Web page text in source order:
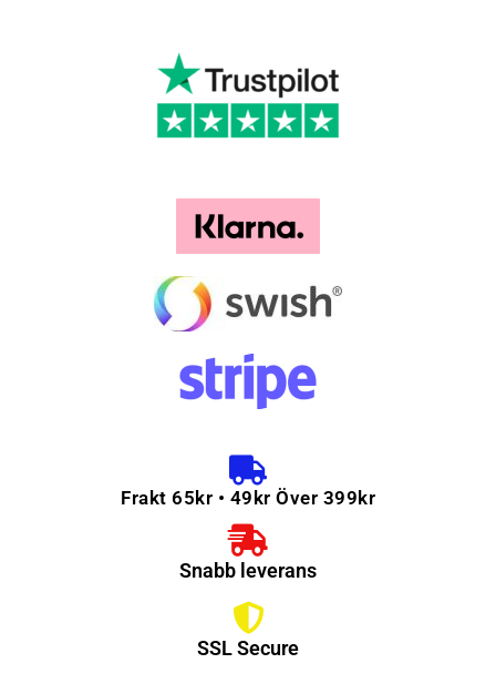
Frakt 65kr • 49kr Över 399kr
Snabb leverans
SSL Secure